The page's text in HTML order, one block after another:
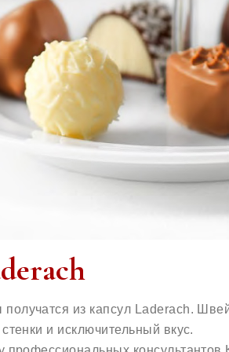
из капсул Laderach.
и исключительный вкус.